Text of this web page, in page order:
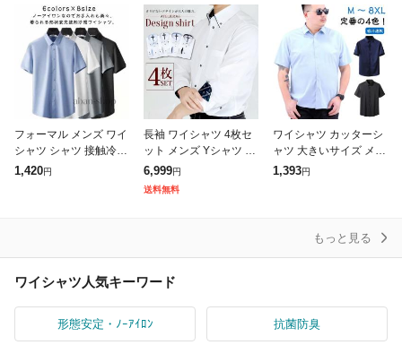
フォーマル メンズ ワイ
シャツ シャツ 接触冷感
半袖 ストレッチ ワイシ
1,420円
長袖 ワイシャツ 4枚セ
ット メンズ Yシャツ 形
態安定 ビジネス 白 お
洒落 大きいサイズ sun-
ml-sbu-1109-4
6,999円
送料無料
ワイシャツ カッターシ
ャツ 大きいサイズ メン
ズ 春夏 大きいサイズ
1,393円
もっと見る
ワイシャツ人気キーワード
形態安定・ﾉｰｱｲﾛﾝ 抗菌防臭